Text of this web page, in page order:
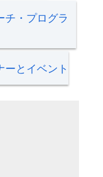
チ・プログラ
ーとイベント